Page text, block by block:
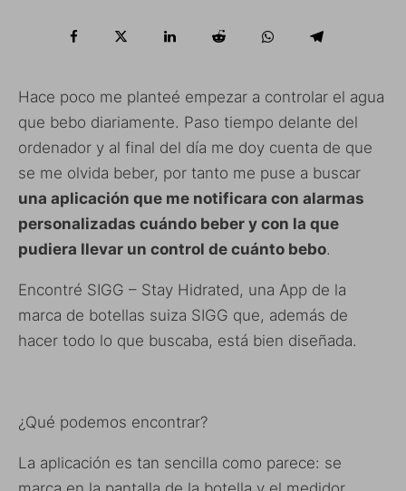
Hace poco me planteé empezar a controlar el agua
que bebo diariamente. Paso tiempo delante del
ordenador y al final del día me doy cuenta de que
se me olvida beber, por tanto me puse a buscar
una aplicación que me notificara con alarmas
personalizadas cuándo beber y con la que
pudiera llevar un control de cuánto bebo.
Encontré SIGG – Stay Hidrated, una App de la
marca de botellas suiza SIGG que, además de
hacer todo lo que buscaba, está bien diseñada.
¿Qué podemos encontrar?
La aplicación es tan sencilla como parece: se